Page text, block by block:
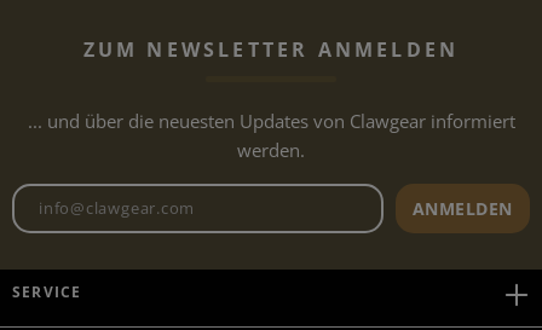
ZUM NEWSLETTER ANMELDEN
... und über die neuesten Updates von Clawgear informiert
werden.
Newsletter E-Mail-Adresse
ANMELDEN
SERVICE